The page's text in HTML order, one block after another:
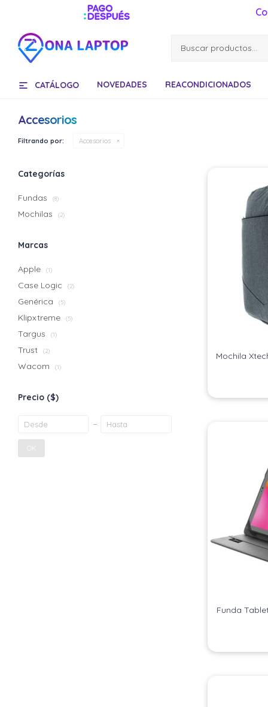
CATÁLOGO NOVEDADES REACONDICIONADOS
Accesorios
Filtrando por: Accesorios
Mochila
Funda
Categorías
Fundas (8)
Mochilas (2)
Marcas
Apple (1)
Case Logic (2)
Genérica (5)
Klipxtreme (5)
Targus (1)
Trust (2)
Wacom (1)
Precio ($)
OK